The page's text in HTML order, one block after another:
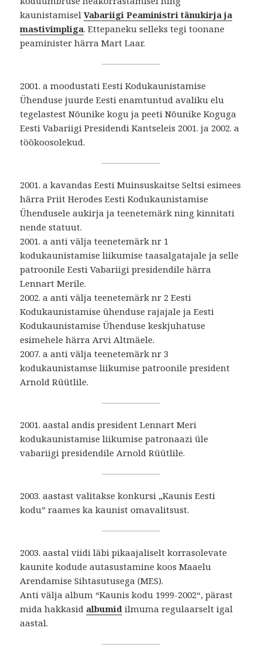
kaunistamiselVabariigi Peaministri tänukirja ja
mastivimpliga. Ettepaneku selleks tegi toonane
peaminister härra Mart Laar.
2001. a moodustati Eesti Kodukaunistamise
Ühenduse juurde Eesti enamtuntud avaliku elu
tegelastest Nõunike kogu ja peeti Nõunike Koguga
Eesti Vabariigi Presidendi Kantseleis 2001. ja 2002. a
töökoosolekud.
2001. a kavandas Eesti Muinsuskaitse Seltsi esimees
härra Priit Herodes Eesti Kodukaunistamise
Ühendusele aukirja ja teenetemärk ning kinnitati
nende statuut.
2001. a anti välja teenetemärk nr 1
kodukaunistamise liikumise taasalgatajale ja selle
patroonile Eesti Vabariigi presidendile härra
Lennart Merile.
2002. a anti välja teenetemärk nr 2 Eesti
Kodukaunistamise ühenduse rajajale ja Eesti
Kodukaunistamise Ühenduse keskjuhatuse
esimehele härra Arvi Altmäele.
2007. a anti välja teenetemärk nr 3
kodukaunistamse liikumise patroonile president
Arnold Rüütlile.
2001. aastal andis president Lennart Meri
kodukaunistamise liikumise patronaazi üle
vabariigi presidendile Arnold Rüütlile.
2003. aastast valitakse konkursi „Kaunis Eesti
kodu” raames ka kaunist omavalitsust.
2003. aastal viidi läbi pikaajaliselt korrasolevate
kaunite kodude autasustamine koos Maaelu
Arendamise Sihtasutusega (MES).
Anti välja album “Kaunis kodu 1999-2002“, pärast
mida hakkasid albumid ilmuma regulaarselt igal
aastal.